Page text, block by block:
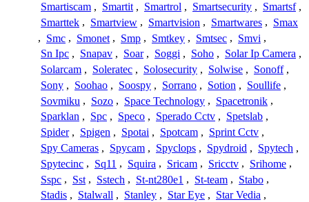
Smartiscam , Smartit , Smartrol , Smartsecurity , Smartsf ,
Smarttek , Smartview , Smartvision , Smartwares , Smax
, Smc , Smonet , Smp , Smtkey , Smtsec , Smvi ,
Sn Ipc , Snapav , Soar , Soggi , Soho , Solar Ip Camera ,
Solarcam , Soleratec , Solosecurity , Solwise , Sonoff ,
Sony , Soohao , Soospy , Sorrano , Sotion , Soullife ,
Sovmiku , Sozo , Space Technology , Spacetronik ,
Sparklan , Spc , Speco , Sperado Cctv , Spetslab ,
Spider , Spigen , Spotai , Spotcam , Sprint Cctv ,
Spy Cameras , Spycam , Spyclops , Spydroid , Spytech ,
Spytecinc , Sq11 , Squira , Sricam , Sricctv , Srihome ,
Sspc , Sst , Sstech , St-nt280e1 , St-team , Stabo ,
Stadis , Stalwall , Stanley , Star Eye , Star Vedia ,